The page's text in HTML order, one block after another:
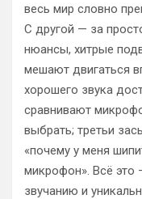
весь мир словно
С другой — за
нюансы, хитрые
мешают двигаться
хорошего звука
сравнивают
выбрать; третьи
«почему у меня
микрофон». Всё это
звучанию и